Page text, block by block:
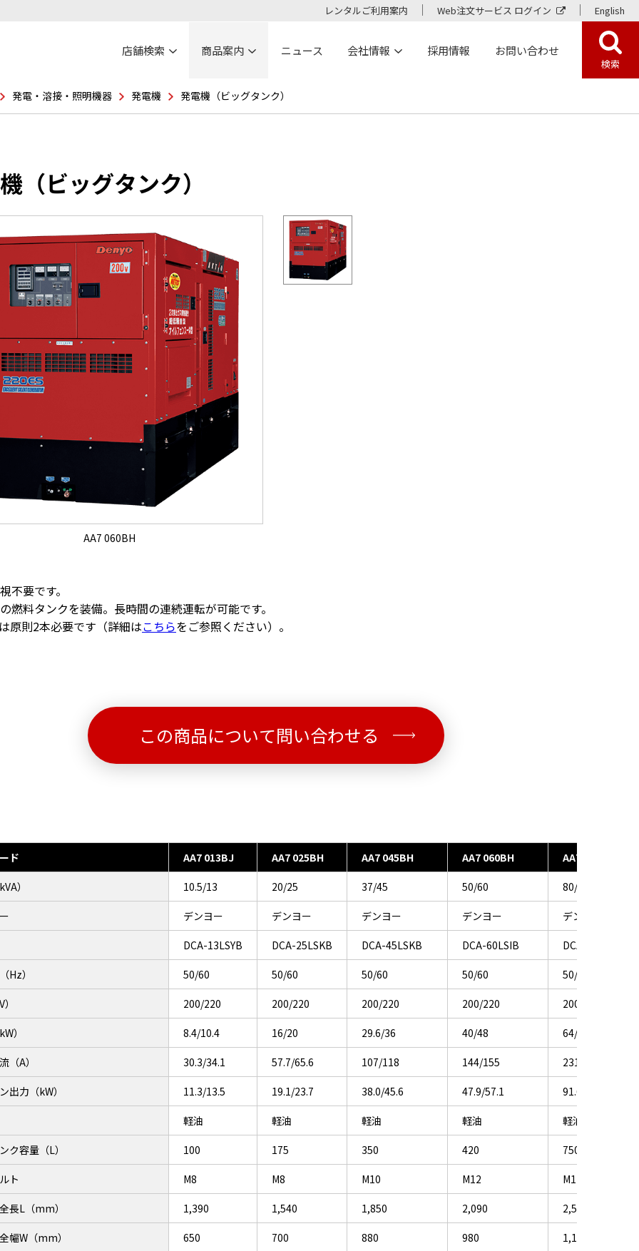
レンタルご利用案内 Web注文サービス ログイン English
店舗検索 商品案内 ニュース 会社情報 採用情報 お問い合わせ
検索
発電・溶接・照明機器 発電機 発電機（ビッグタンク）
（ビッグタンク）
AA7 060BH
不要です。
燃料タンクを装備。長時間の連続運転が可能です。
原則2本必要です（詳細はこちらをご参照ください）。
この商品について問い合わせる
ド AA7 013BJ AA7 025BH AA7 045BH AA7 060BH AA7 100BH
） 10.5/13 20/25 37/45 50/60 80/100
デンヨー デンヨー デンヨー デンヨー デンヨー
DCA-13LSYB DCA-25LSKB DCA-45LSKB DCA-60LSIB DCA-100LSIB
Hz） 50/60 50/60 50/60 50/60 50/60
200/220 200/220 200/220 200/220 200/220
） 8.4/10.4 16/20 29.6/36 40/48 64/80
（A） 30.3/34.1 57.7/65.6 107/118 144/155 231/262
出力（kW） 11.3/13.5 19.1/23.7 38.0/45.6 47.9/57.1 91.6/113.6
軽油 軽油 軽油 軽油 軽油
ク容量（L） 100 175 350 420 750
ト M8 M8 M10 M12 M12
長L（mm） 1,390 1,540 1,850 2,090 2,550
幅W（mm） 650 700 880 980 1,150